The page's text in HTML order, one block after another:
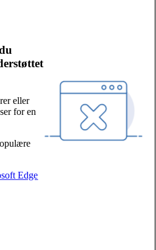
eller
for en
Edge